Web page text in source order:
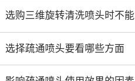
选择疏通喷头要看哪些方面